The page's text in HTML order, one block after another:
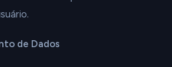
de Dados